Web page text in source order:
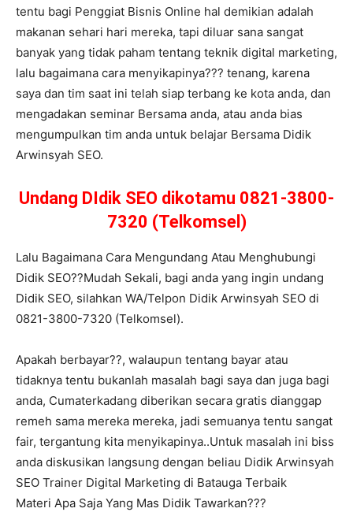
tentu bagi Penggiat Bisnis Online hal demikian adalah
makanan sehari hari mereka, tapi diluar sana sangat
banyak yang tidak paham tentang teknik digital marketing,
lalu bagaimana cara menyikapinya??? tenang, karena
saya dan tim saat ini telah siap terbang ke kota anda, dan
mengadakan seminar Bersama anda, atau anda bias
mengumpulkan tim anda untuk belajar Bersama Didik
Arwinsyah SEO.
Undang DIdik SEO dikotamu 0821-3800-
7320 (Telkomsel)
Lalu Bagaimana Cara Mengundang Atau Menghubungi
Didik SEO??Mudah Sekali, bagi anda yang ingin undang
Didik SEO, silahkan WA/Telpon Didik Arwinsyah SEO di
0821-3800-7320 (Telkomsel).
Apakah berbayar??, walaupun tentang bayar atau
tidaknya tentu bukanlah masalah bagi saya dan juga bagi
anda, Cumaterkadang diberikan secara gratis dianggap
remeh sama mereka mereka, jadi semuanya tentu sangat
fair, tergantung kita menyikapinya..Untuk masalah ini biss
anda diskusikan langsung dengan beliau Didik Arwinsyah
SEO Trainer Digital Marketing di Batauga Terbaik
Materi Apa Saja Yang Mas Didik Tawarkan???